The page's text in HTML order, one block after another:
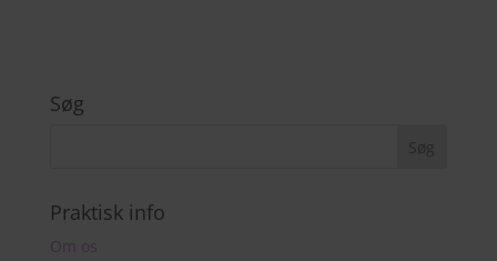
Søg
Praktisk info
Om os